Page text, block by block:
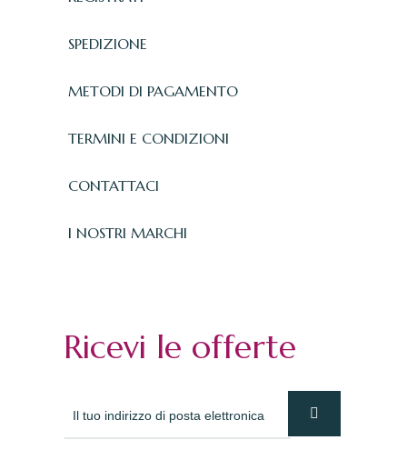
SPEDIZIONE
METODI DI PAGAMENTO
TERMINI E CONDIZIONI
CONTATTACI
I NOSTRI MARCHI
Ricevi le offerte